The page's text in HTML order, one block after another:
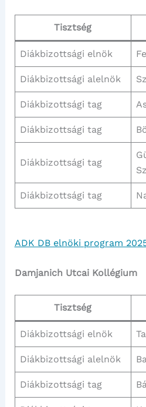
Tisztség
Diákbizottsági elnök
Diákbizottsági alelnök
Diákbizottsági tag
Diákbizottsági tag
Diákbizottsági tag
Diákbizottsági tag
ADK DB elnöki program
Damjanich Utcai Kollégium
Tisztség
Diákbizottsági elnök
Diákbizottsági alelnök
Diákbizottsági tag